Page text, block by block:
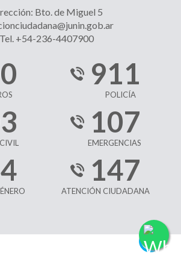
Bto. de Miguel 5
Tel. +54-236-4407900
911
POLICÍA
107
EMERGENCIAS
147
ATENCIÓN CIUDADANA